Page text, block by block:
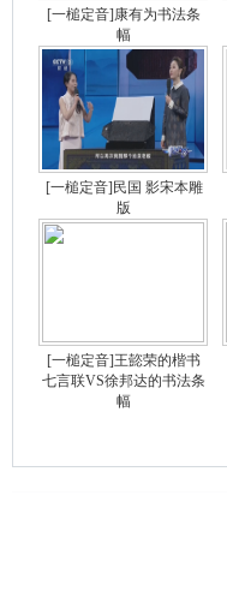
[一槌定音]康有为书法条
幅
[一槌定音]民国 影宋本雕
版
[一槌定音]王㦤荣的楷书
七言联VS徐邦达的书法条
幅